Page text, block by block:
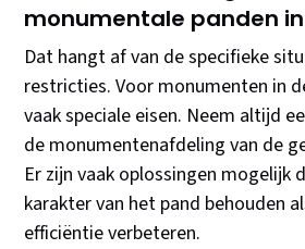
monumentale panden
Dat hangt af van de specifieke
restricties. Voor monumenten in
vaak speciale eisen. Neem altijd
de monumentenafdeling van de
Er zijn vaak oplossingen mogelijk
karakter van het pand behouden
efficiëntie verbeteren.